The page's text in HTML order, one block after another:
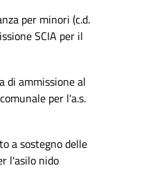
per minori (c.d.
SCIA per il
di ammissione al
per l'a.s.
a sostegno delle
l'asilo nido